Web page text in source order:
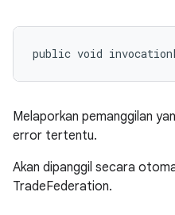
public void
Melaporkan pemanggilan
error tertentu.
Akan dipanggil secara
TradeFederation.